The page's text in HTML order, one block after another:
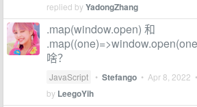
replied byYadongZhang
.map(window.open) 和
啥？
JavaScript • Stefango • Apr 8, 2022
by LeegoYih